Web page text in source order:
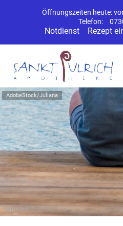
Öffnungszeiten heute:
Telefon:
Notdienst Rezept
AdobeStock/Juliana
Symbolbild